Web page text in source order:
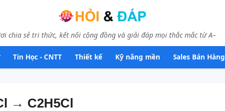
chia sẻ tri thức, kết nối cộng đồng và giải đáp mọi thắc mắc từ A–
Tin Học - CNTT Thiết kế Kỹ năng mền Sales Bán Hàng
→ C2H5Cl